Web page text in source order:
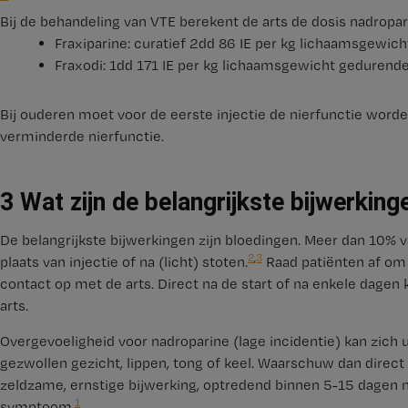
Bij de behandeling van VTE berekent de arts de dosis
Fraxiparine: curatief 2dd 86 IE per kg
Fraxodi: 1dd 171 IE per kg lichaamsgewicht
Bij ouderen moet voor de eerste injectie de nierfunctie
verminderde nierfunctie.
3 Wat zijn de belangrijkste
De belangrijkste bijwerkingen zijn bloedingen. Meer dan
plaats van injectie of na (licht) stoten.2,3Raad patiënten af
contact op met de arts. Direct na de start of na enkele
arts.
Overgevoeligheid voor nadroparine (lage incidentie) kan
gezwollen gezicht, lippen, tong of keel. Waarschuw dan
zeldzame, ernstige bijwerking, optredend binnen 5-15 dagen
1